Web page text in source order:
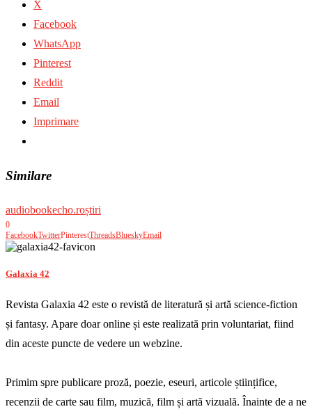
X
Facebook
WhatsApp
Pinterest
Reddit
Email
Imprimare
Similare
audiobookecho.roștiri
0
FacebookTwitterPinterestThreadsBlueskyEmail
Galaxia 42
Revista Galaxia 42 este o revistă de literatură și artă science-fiction
și fantasy. Apare doar online și este realizată prin voluntariat, fiind
din aceste puncte de vedere un webzine.
Primim spre publicare proză, poezie, eseuri, articole științifice,
recenzii de carte sau film, muzică, film și artă vizuală. Înainte de a ne